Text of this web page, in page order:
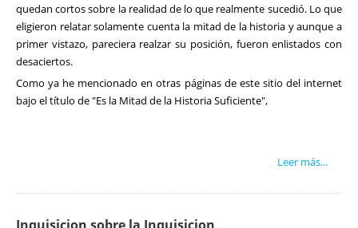
quedan cortos sobre la realidad de lo que realmente sucedió. Lo que
eligieron relatar solamente cuenta la mitad de la historia y aunque a
primer vistazo, pareciera realzar su posición, fueron enlistados con
desaciertos.
Como ya he mencionado en otras páginas de este sitio del internet
bajo el título de "Es la Mitad de la Historia Suficiente",
Leer más...